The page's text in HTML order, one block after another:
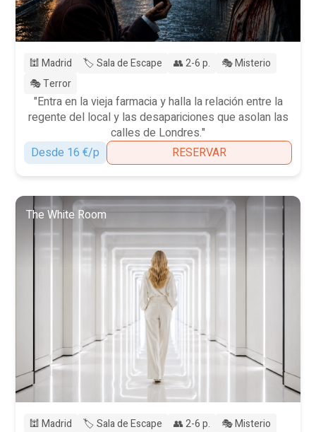
🕍 Madrid 🏷️ Sala de Escape 👥 2-6 p.
🎭 Misterio
🎭 Terror
"Entra en la vieja farmacia y halla la relación entre la
regente del local y las desapariciones que asolan las
calles de Londres."
Desde 16 €/p
RESERVAR
The White Room
🕍 Madrid 🏷️ Sala de Escape 👥 2-6 p. 🎭 Misterio